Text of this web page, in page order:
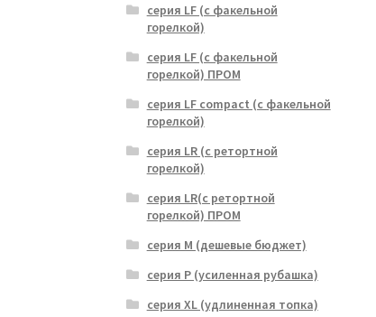
серия LF (с факельной
горелкой)
серия LF (с факельной
горелкой) ПРОМ
серия LF compact (с факельной
горелкой)
серия LR (с ретортной
горелкой)
серия LR(с ретортной
горелкой) ПРОМ
серия M (дешевые бюджет)
серия P (усиленная рубашка)
серия XL (удлиненная топка)